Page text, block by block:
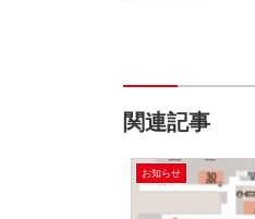
関連記事
お知らせ